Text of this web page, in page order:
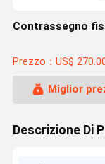
Contrassegno
Prezzo：US$
Miglior
Descrizione Di